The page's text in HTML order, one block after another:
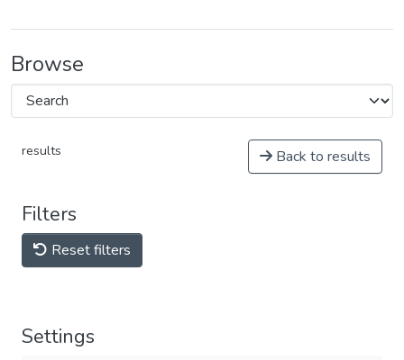
Browse
results Back to results
Filters
Reset filters
Settings